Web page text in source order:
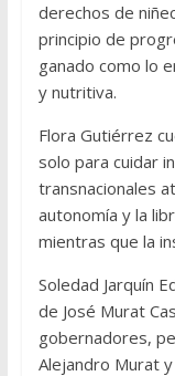
derechos de
principio de
ganado como lo
y nutritiva.
Flora Gutiérrez
solo para cuidar
transnacionales
autonomía y la
mientras que la
Soledad Jarquín
de José Murat
gobernadores,
Alejandro Murat y